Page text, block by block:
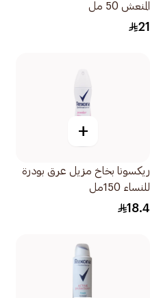
المنعش 50 مل
21
+
ريكسونا بخاخ مزيل عرق بودرة
للنساء 150مل
18.4